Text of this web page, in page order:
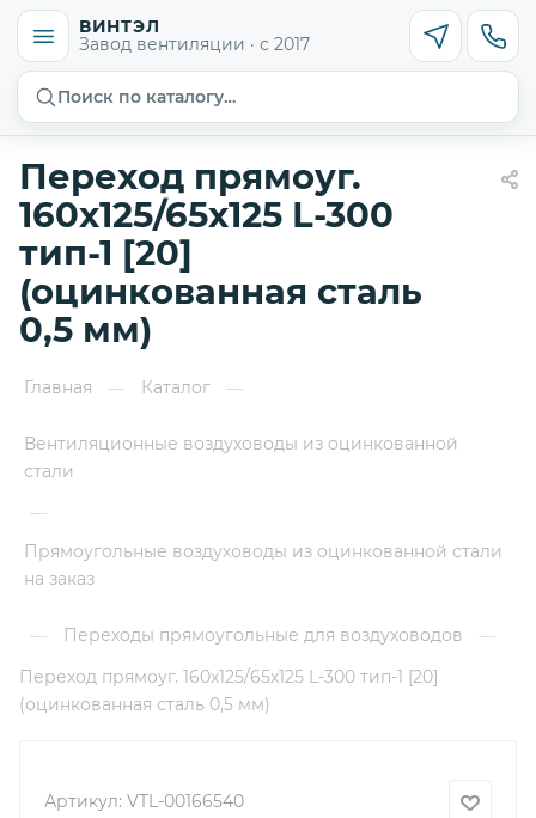
ВИНТЭЛ
Завод вентиляции · с 2017
Поиск по каталогу…
Переход прямоуг.
160х125/65х125 L-300
тип-1 [20]
(оцинкованная сталь
0,5 мм)
Главная — Каталог —
Вентиляционные воздуховоды из оцинкованной
стали
—
Прямоугольные воздуховоды из оцинкованной стали
на заказ
— Переходы прямоугольные для воздуховодов
—
Переход прямоуг. 160х125/65х125 L-300 тип-1 [20]
(оцинкованная сталь 0,5 мм)
Артикул: VTL-00166540